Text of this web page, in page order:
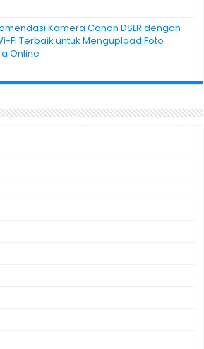
Kamera Canon DSLR dengan
Fi Terbaik untuk Mengupload Foto
Online